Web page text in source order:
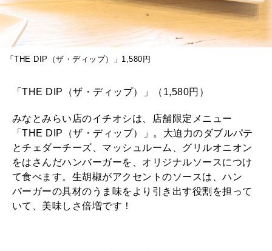
「THE DIP（ザ・ディップ）」1,580円
「THE DIP（ザ・ディップ）」（1,580円）
みなとみらい店のイチオシは、店舗限定メニュー
「THE DIP（ザ・ディップ）」。大迫力のダブルパテ
とチェダーチーズ、マッシュルーム、グリルオニオン
をはさんだハンバーガーを、オリジナルソースにつけ
て食べます。生胡椒がアクセントのソースは、ハン
バーガーの具材のうま味をより引き出す役割を担って
いて、美味しさ倍増です！